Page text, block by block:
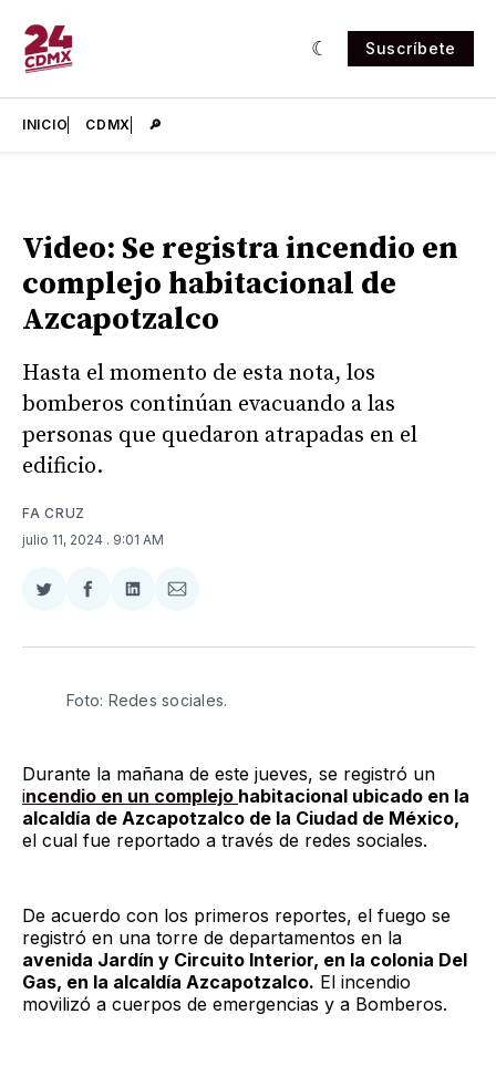
Suscríbete
INICIO CDMX 🔎
Video: Se registra incendio en
complejo habitacional de
Azcapotzalco
Hasta el momento de esta nota, los
bomberos continúan evacuando a las
personas que quedaron atrapadas en el
edificio.
FA CRUZ
julio 11, 2024 . 9:01 AM
Compartir
Twitter
Compartir
Facebook
Compartir
LinkedIn
Compartir
Email
Foto: Redes sociales.
Durante la mañana de este jueves, se registró un
incendio en un complejo habitacional ubicado en la
alcaldía de Azcapotzalco de la Ciudad de México,
el cual fue reportado a través de redes sociales.
De acuerdo con los primeros reportes, el fuego se
registró en una torre de departamentos en la
avenida Jardín y Circuito Interior, en la colonia Del
Gas, en la alcaldía Azcapotzalco. El incendio
movilizó a cuerpos de emergencias y a Bomberos.